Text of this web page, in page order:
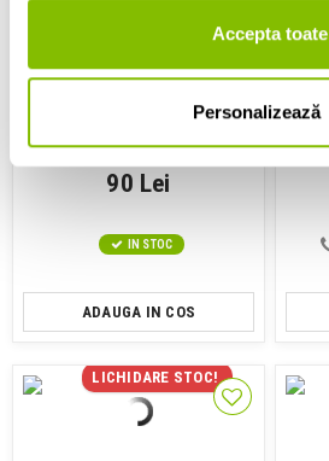
Accepta toate
Personalizează
Casti monitorizare In-Ear
KZ Acoustics ZVX Pro
90 Lei
IN STOC
ADAUGA IN COS
LICHIDARE STOC!